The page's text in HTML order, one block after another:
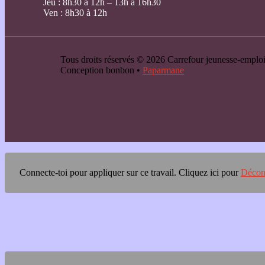
Ven : 8h30 à 12h
Tous droits réservés © 2026 Carrefour jeunesse-
Conception bonbon • Paparmane
Connecte-toi pour appliquer sur ce travail. Cliquez ici pour